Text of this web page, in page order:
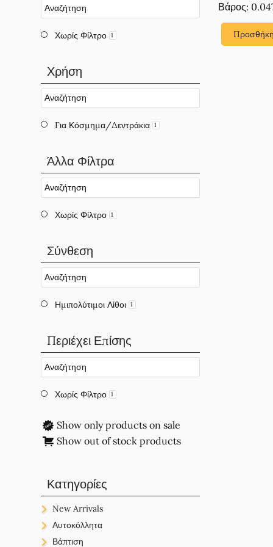
Βάρος:
Χωρίς Φίλτρο 1
Χρήση
Για Κόσμημα/Δεντράκια 1
Άλλα Φίλτρα
Χωρίς Φίλτρο 1
Σύνθεση
Ημιπολύτιμοι Λίθοι 1
Περιέχει Επίσης
Χωρίς Φίλτρο 1
Show only products on sale
Show out of stock products
Κατηγορίες
New Arrivals
New Arrivals
New Arrivals
Αυτοκόλλητα
Ετικέτες
Βάπτιση